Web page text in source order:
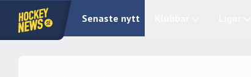
Senaste nytt